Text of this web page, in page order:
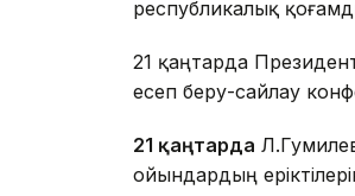
республикалық
21 қаңтарда
есеп беру-сайлау
21 қаңтарда
ойындардың